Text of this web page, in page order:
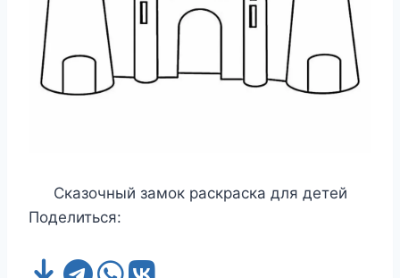
Сказочный замок раскраска для детей
Поделиться: